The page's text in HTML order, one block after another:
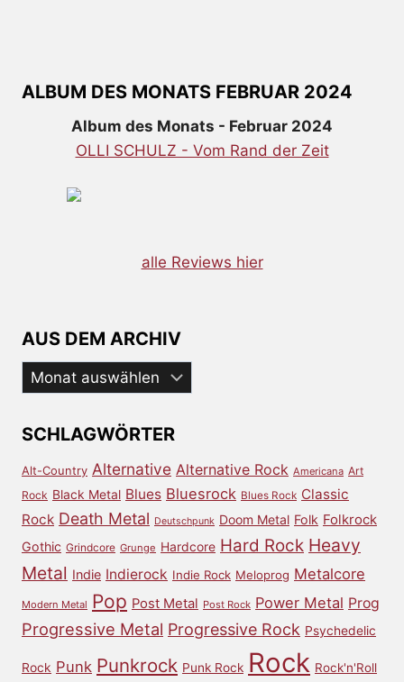
ALBUM DES MONATS FEBRUAR 2024
Album des Monats - Februar 2024
OLLI SCHULZ - Vom Rand der Zeit
alle Reviews hier
AUS DEM ARCHIV
Aus
dem
SCHLAGWÖRTER
Alt-Country Alternative Alternative Rock Americana Art
Rock Black Metal Blues Bluesrock Blues Rock Classic
Rock Death Metal Deutschpunk Doom Metal Folk Folkrock
Gothic Grindcore Grunge Hardcore Hard Rock Heavy
Metal Indie Indierock Indie Rock Meloprog Metalcore
Modern Metal Pop Post Metal Post Rock Power Metal Prog
Progressive Metal Progressive Rock Psychedelic
Rock Punk Punkrock Punk Rock Rock Rock'n'Roll